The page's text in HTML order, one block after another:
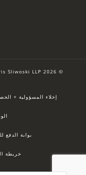
© 2026 Harris Sliwoski LLP. جميع الحقوق محفوظة.
إخلاء المسؤولية +
بوابة الدفع
خريطة